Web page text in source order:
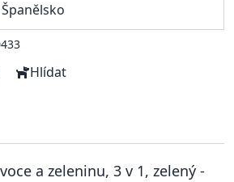
Hlídat
a zeleninu, 3 v 1, zelený -